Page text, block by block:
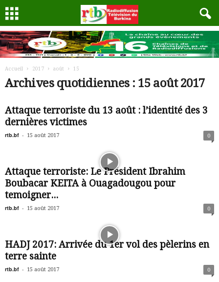
Accueil 2017 août 15
Archives quotidiennes : 15 août 2017
Attaque terroriste du 13 août : l’identité des 3
dernières victimes
rtb.bf - 15 août 2017 0
Attaque terroriste: Le Président Ibrahim
Boubacar KEITA à Ouagadougou pour
temoigner...
rtb.bf - 15 août 2017 0
HADJ 2017: Arrivée du 1er vol des pèlerins en
terre sainte
rtb.bf - 15 août 2017 0